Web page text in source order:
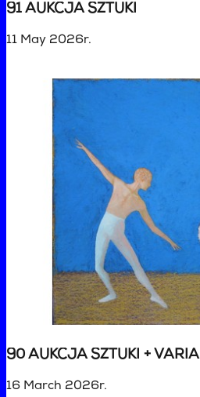
91 AUKCJA SZTUKI
11 May 2026r.
90 AUKCJA SZTUKI + VARIA
16 March 2026r.